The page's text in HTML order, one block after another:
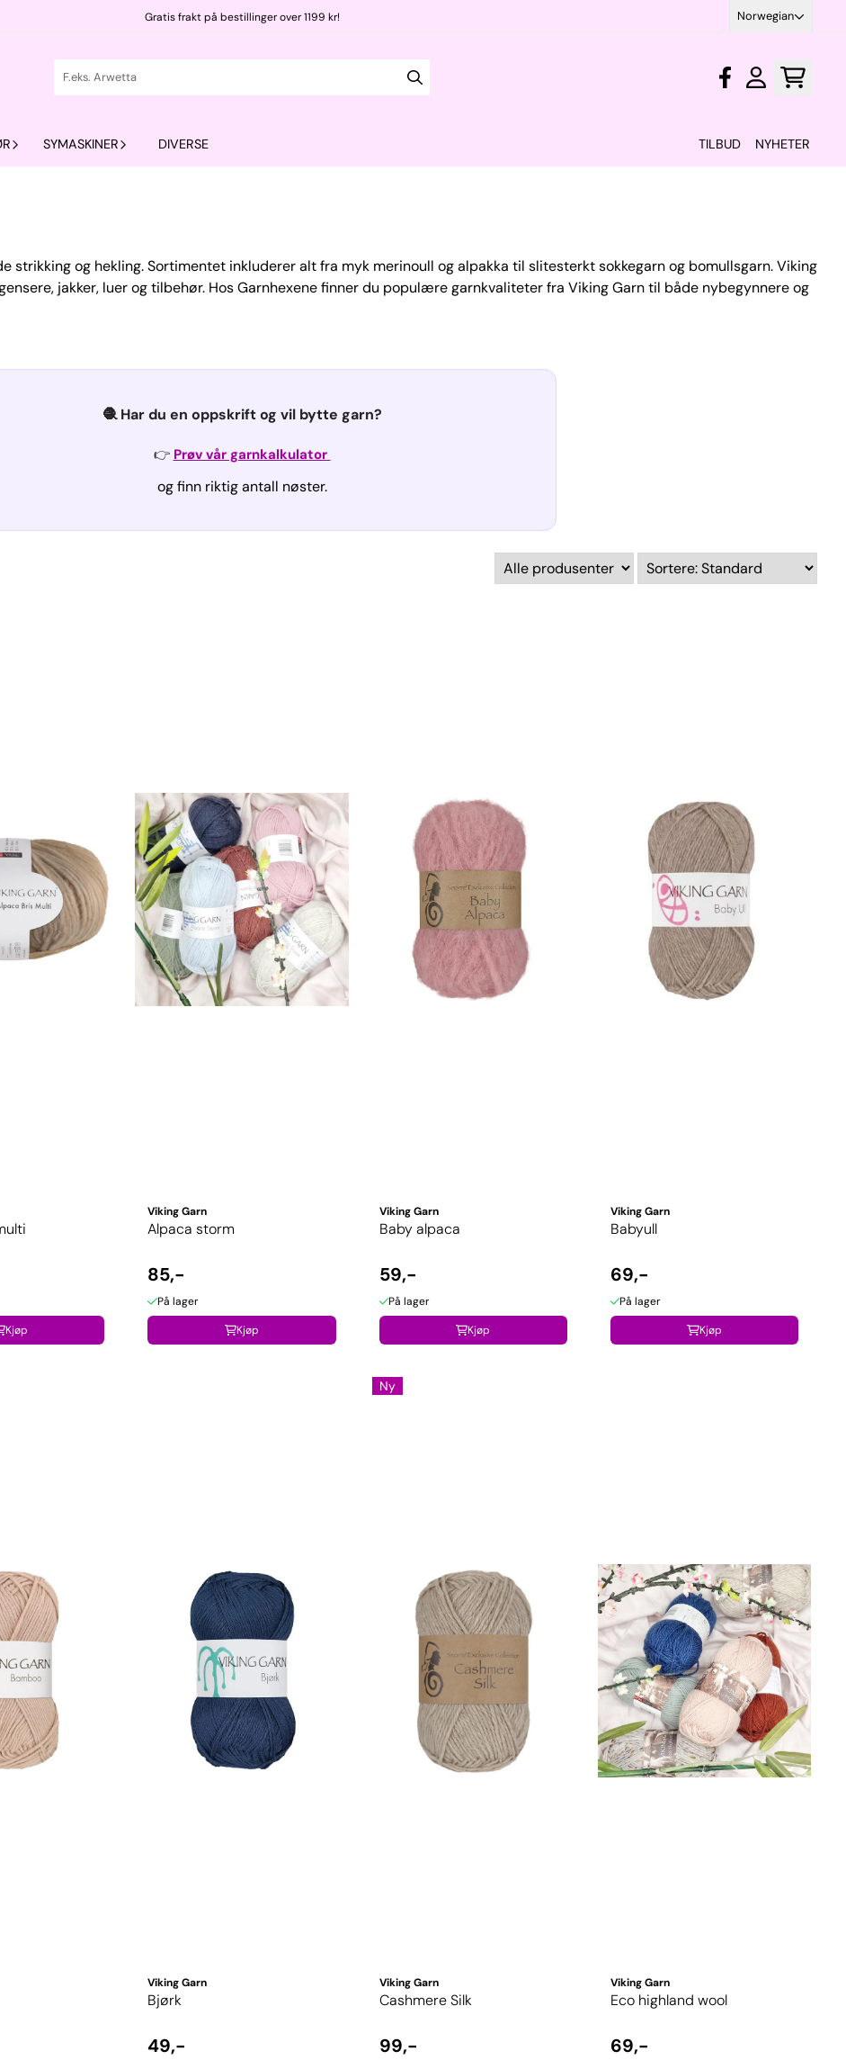
Gratis frakt på bestillinger over 1199 kr! Norwegian
SYMASKINER DIVERSE TILBUD NYHETER
strikking og hekling. Sortimentet inkluderer alt fra myk merinoull og alpakka til slitesterkt sokkegarn og bomullsgarn. Viking
jakker, luer og tilbehør. Hos Garnhexene finner du populære garnkvaliteter fra Viking Garn til både nybegynnere og
🧶 Har du en oppskrift og vil bytte garn?
👉 Prøv vår garnkalkulator
og finn riktig antall nøster.
Kjøp
Viking Garn
Alpaca storm
85,-
På lager
Kjøp
Viking Garn
Baby alpaca
59,-
På lager
Kjøp
Viking Garn
Babyull
69,-
På lager
Kjøp
Viking Garn
Bjørk
49,-
Ny
Viking Garn
Cashmere Silk
99,-
Viking Garn
Eco highland wool
69,-